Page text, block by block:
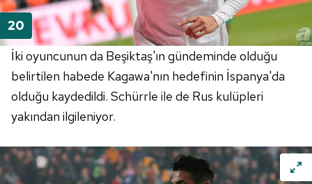
İki oyuncunun da Beşiktaş'ın gündeminde olduğu
belirtilen habede Kagawa'nın hedefinin İspanya'da
olduğu kaydedildi. Schürrle ile de Rus kulüpleri
yakından ilgileniyor.